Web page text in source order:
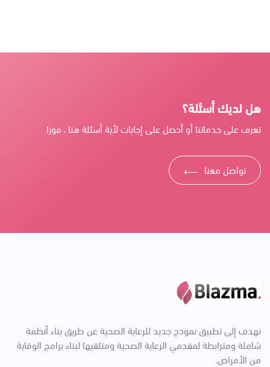
هل لديك أسئلة؟
تعرف على خدماتنا أو أحصل على إجابات لأية أسئلة هنا ، فورا
تواصل معنا ⟶
نهدف إلى تطبيق نموذج جديد للرعاية الصحية عن طريق بناء أنظمة
شاملة ومترابطة لمقدمي الرعاية الصحية ومتلقيها لبناء برامج الوقاية
من الأمراض.